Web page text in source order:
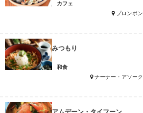
カフェ
プロンポン
みつもり
和食
ナーナー・アソーク